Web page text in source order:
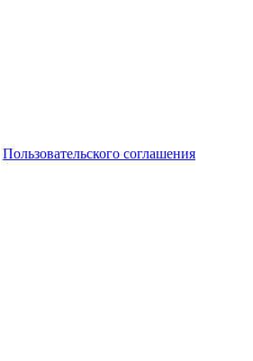
Пользовательского соглашения